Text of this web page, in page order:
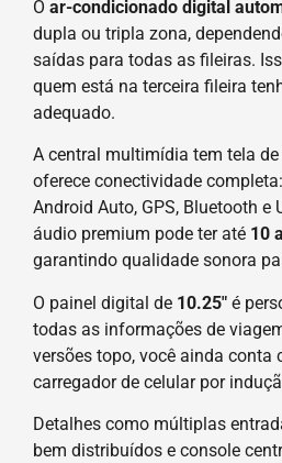
O ar-condicionado digital
dupla ou tripla zona,
saídas para todas as fileiras.
quem está na terceira fileira
adequado.
A central multimídia tem tela de
oferece conectividade
Android Auto, GPS, Bluetooth e
áudio premium pode ter até 10
garantindo qualidade sonora
O painel digital de 10.25″ é
todas as informações de
versões topo, você ainda conta
carregador de celular por
Detalhes como múltiplas
bem distribuídos e console